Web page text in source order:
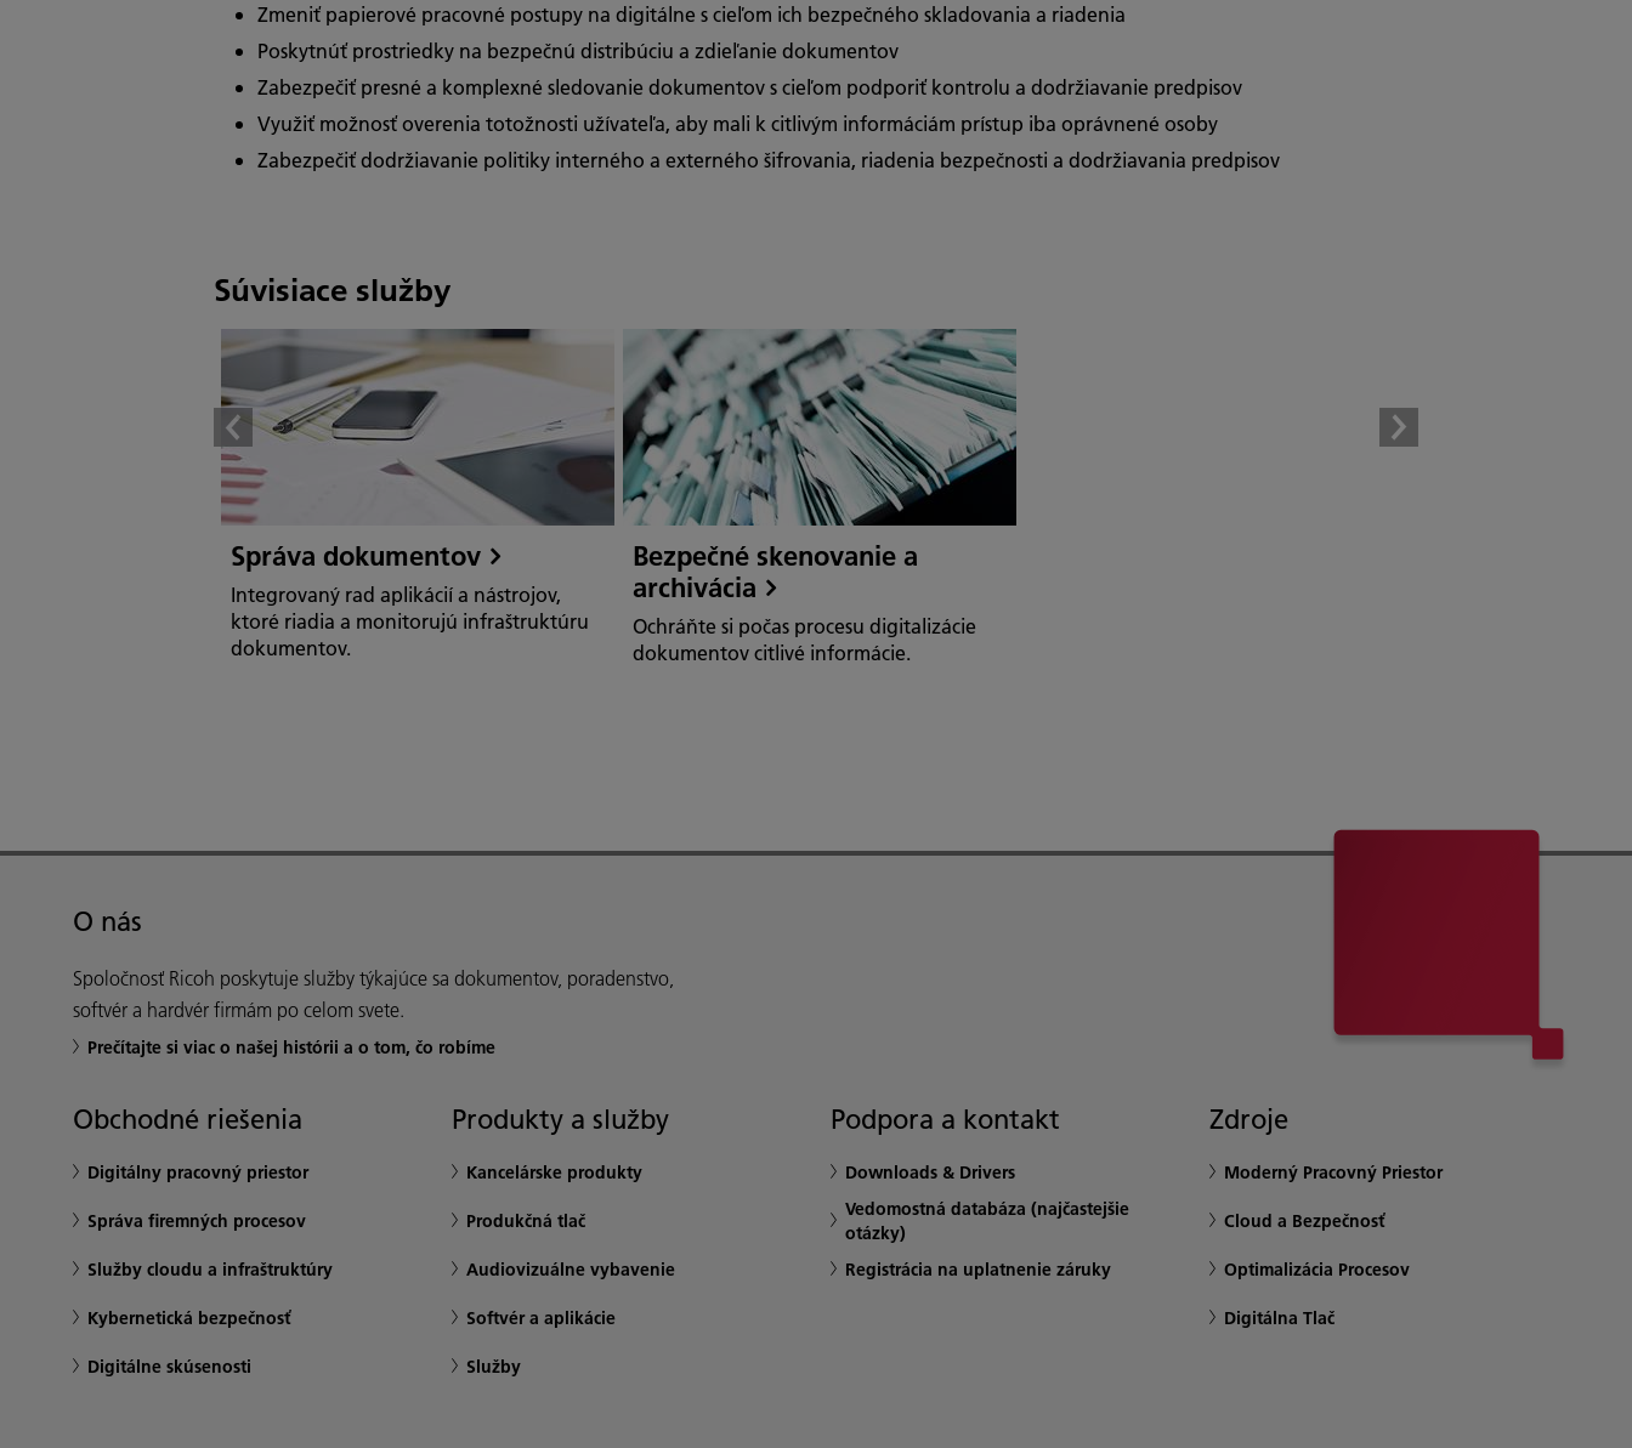
Zmeniť papierové pracovné postupy na digitálne s cieľom ich bezpečného skladovania a riadenia
Poskytnúť prostriedky na bezpečnú distribúciu a zdieľanie dokumentov
Zabezpečiť presné a komplexné sledovanie dokumentov s cieľom podporiť kontrolu a dodržiavanie predpisov
Využiť možnosť overenia totožnosti užívateľa, aby mali k citlivým informáciám prístup iba oprávnené osoby
Zabezpečiť dodržiavanie politiky interného a externého šifrovania, riadenia bezpečnosti a dodržiavania predpisov
Súvisiace služby
Správa dokumentov
Integrovaný rad aplikácií a nástrojov,
ktoré riadia a monitorujú infraštruktúru
dokumentov.
Bezpečné skenovanie a
archivácia
Ochráňte si počas procesu digitalizácie
dokumentov citlivé informácie.
O nás
Spoločnosť Ricoh poskytuje služby týkajúce sa dokumentov, poradenstvo,
softvér a hardvér firmám po celom svete.
Prečítajte si viac o našej histórii a o tom, čo robíme
Obchodné riešenia
Digitálny pracovný priestor
Správa firemných procesov
Služby cloudu a infraštruktúry
Kybernetická bezpečnosť
Digitálne skúsenosti
Produkty a služby
Kancelárske produkty
Produkčná tlač
Audiovizuálne vybavenie
Softvér a aplikácie
Služby
Podpora a kontakt
Downloads & Drivers
Vedomostná databáza (najčastejšie
otázky)
Registrácia na uplatnenie záruky
Zdroje
Moderný Pracovný Priestor
Cloud a Bezpečnosť
Optimalizácia Procesov
Digitálna Tlač